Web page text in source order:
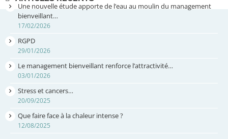
RGPD
29/01/2026
Le management bienveillant renforce l’attractivité…
03/01/2026
Stress et cancers…
20/09/2025
Que faire face à la chaleur intense ?
12/08/2025
ARCHIVES
février 2026